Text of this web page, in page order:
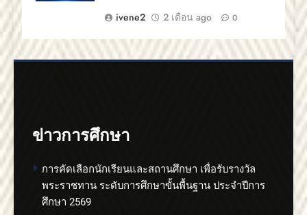
ivene2
2 เดือน ago 0
ข่าวการศึกษา
การคัดเลือกนักเรียนและสถานศึกษา เพื่อรับรางวัล
พระราชทาน ระดับการศึกษาขั้นพื้นฐาน ประจำปีการ
ศึกษา 2569